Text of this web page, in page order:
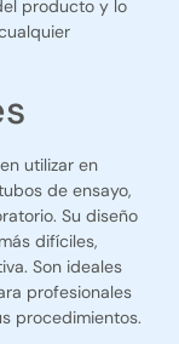
producto y lo
utilizar en
de ensayo,
Su diseño
difíciles,
Son ideales
profesionales
procedimientos.